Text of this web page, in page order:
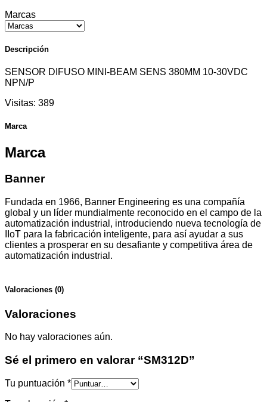
Marcas
Descripción
SENSOR DIFUSO MINI-BEAM SENS 380MM 10-30VDC
NPN/P
Visitas: 389
Marca
Marca
Banner
Fundada en 1966, Banner Engineering es una compañía
global y un líder mundialmente reconocido en el campo de la
automatización industrial, introduciendo nueva tecnología de
IIoT para la fabricación inteligente, para así ayudar a sus
clientes a prosperar en su desafiante y competitiva área de
automatización industrial.
Valoraciones (0)
Valoraciones
No hay valoraciones aún.
Sé el primero en valorar “SM312D”
Tu puntuación *